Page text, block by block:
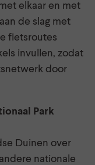
elkaar en met
de slag met
fietsroutes
invullen, zodat
door
Park
Duinen over
nationale